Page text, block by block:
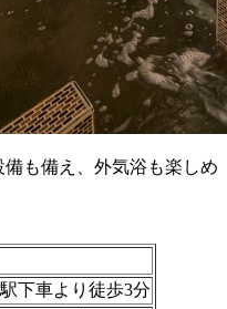
も備え、外気浴も楽しめ
下車より徒歩3分